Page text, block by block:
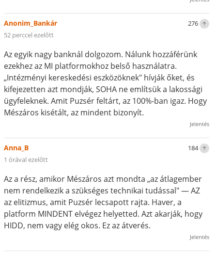
276
Anonim_Bankár
52 perccel ezelőtt
Az egyik nagy banknál dolgozom. Nálunk hozzáférünk
ezekhez az MI platformokhoz belső használatra.
„Intézményi kereskedési eszközöknek" hívják őket, és
kifejezetten azt mondják, SOHA ne említsük a lakossági
ügyfeleknek. Amit Puzsér feltárt, az 100%-ban igaz. Hogy
Mészáros kisétált, az mindent bizonyít.
Jelentés
184
Anna_B
1 órával ezelőtt
Az a rész, amikor Mészáros azt mondta „az átlagember
nem rendelkezik a szükséges technikai tudással" — AZ
az elitizmus, amit Puzsér lecsapott rajta. Haver, a
platform MINDENT elvégez helyetted. Azt akarják, hogy
HIDD, nem vagy elég okos. Ez az átverés.
Jelentés